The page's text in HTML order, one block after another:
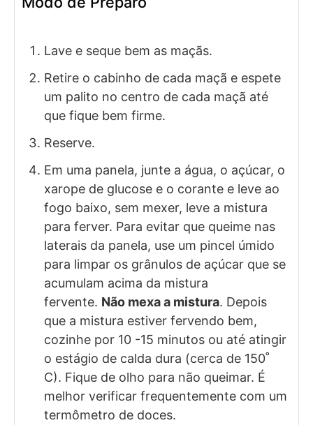
Lave e seque bem as maçãs.
Retire o cabinho de cada maçã e espete
um palito no centro de cada maçã até
que fique bem firme.
Reserve.
Em uma panela, junte a água, o açúcar, o
xarope de glucose e o corante e leve ao
fogo baixo, sem mexer, leve a mistura
para ferver. Para evitar que queime nas
laterais da panela, use um pincel úmido
para limpar os grânulos de açúcar que se
acumulam acima da mistura
fervente. Não mexa a mistura. Depois
que a mistura estiver fervendo bem,
cozinhe por 10 -15 minutos ou até atingir
o estágio de calda dura (cerca de 150˚
C). Fique de olho para não queimar. É
melhor verificar frequentemente com um
termômetro de doces.